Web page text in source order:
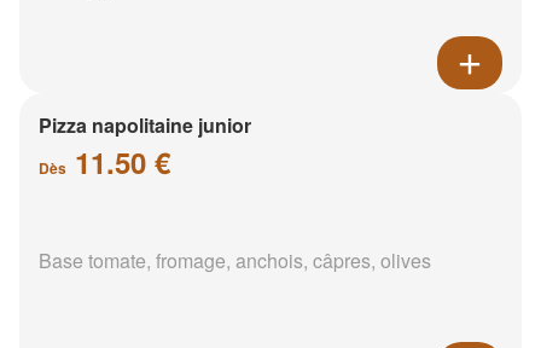
Pizza napolitaine junior
Dès 11.50 €
Base tomate, fromage, anchois, câpres, olives